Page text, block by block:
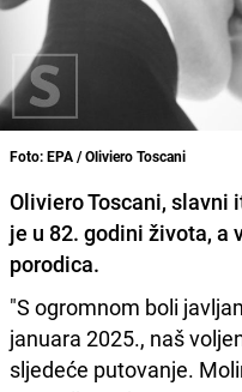
Foto: EPA / Oliviero Toscani
Oliviero Toscani,
je u 82. godini života,
porodica.
"S ogromnom boli
januara 2025., naš
sljedeće putovanje.